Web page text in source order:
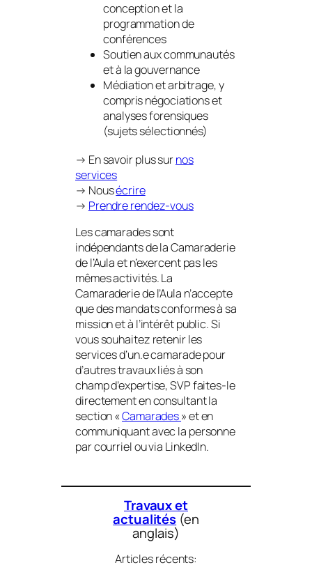
conception et la
programmation de
conférences
Soutien aux communautés
et à la gouvernance
Médiation et arbitrage, y
compris négociations et
analyses forensiques
(sujets sélectionnés)
→ En savoir plus surnos
services
→ Nousécrire
→ Prendre rendez-vous
Les camarades sont
indépendants de la Camaraderie
de l’Aula et n’exercent pas les
mêmes activités. La
Camaraderie de l’Aula n’accepte
que des mandats conformes à sa
mission et à l’intérêt public. Si
vous souhaitez retenir les
services d’un.e camarade pour
d’autres travaux liés à son
champ d’expertise, SVP faites-le
directement en consultant la
section «Camarades» et en
communiquant avec la personne
par courriel ou via LinkedIn.
Travaux et
actualités (en
anglais)
Articles récents: